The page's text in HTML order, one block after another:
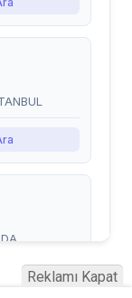
Reklamı Kapat